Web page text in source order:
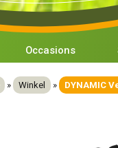
Occasions
» Winkel » DYNAMIC